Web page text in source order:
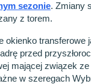
sezonie. Zmiany
z torem.
transferowe
przed
mającej związek
w szeregach